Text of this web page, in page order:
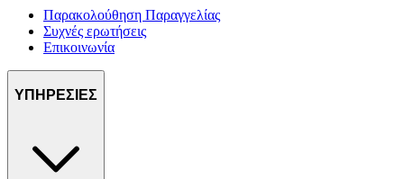
Παρακολούθηση Παραγγελίας
Συχνές ερωτήσεις
Επικοινωνία
ΥΠΗΡΕΣΙΕΣ